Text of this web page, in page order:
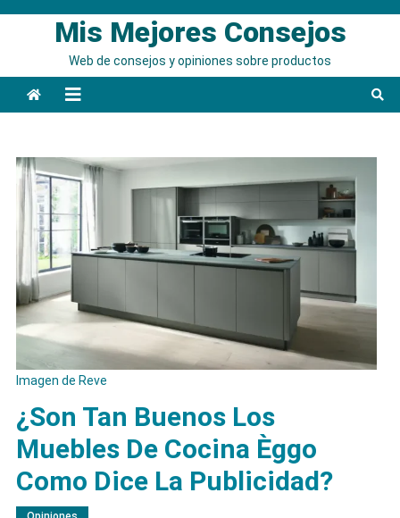
Mis Mejores Consejos
Web de consejos y opiniones sobre productos
Imagen de Reve
¿Son Tan Buenos Los
Muebles De Cocina Èggo
Como Dice La Publicidad?